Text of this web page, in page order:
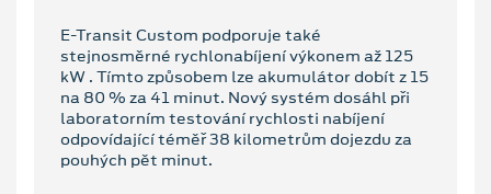
E-Transit Custom podporuje také
stejnosměrné rychlonabíjení výkonem až 125
kW . Tímto způsobem lze akumulátor dobít z 15
na 80 % za 41 minut. Nový systém dosáhl při
laboratorním testování rychlosti nabíjení
odpovídající téměř 38 kilometrům dojezdu za
pouhých pět minut.